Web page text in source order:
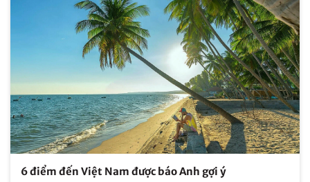
6 điểm đến Việt Nam được báo Anh gợi ý